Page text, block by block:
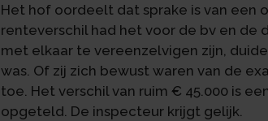
Het hof oordeelt dat sprake is van een
renteverschil had het voor de bv en de
met elkaar te vereenzelvigen zijn,
was. Of zij zich bewust waren van de
toe. Het verschil van ruim € 45.000 is
opgeteld. De inspecteur krijgt gelijk.